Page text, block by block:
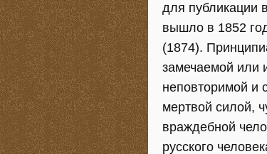
для публикации
вышло в 1852
(1874).
замечаемой или
неповторимой и
мертвой силой,
враждебной
русского